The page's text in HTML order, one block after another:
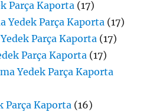
Parça Kaporta (17)
Yedek Parça Kaporta (17)
Parça Kaporta (17)
Parça Kaporta (17)
Yedek Parça Kaporta
Parça Kaporta (16)